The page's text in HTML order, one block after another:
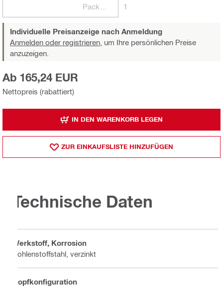
1
Individuelle Preisanzeige nach Anmeldung
Anmelden oder registrieren, um Ihre persönlichen Preise
anzuzeigen.
Nettopreis (rabattiert)
Ab 165,24 EUR
IN DEN WARENKORB LEGEN
ZUR EINKAUFSLISTE HINZUFÜGEN
Technische Daten
Werkstoff, Korrosion
Kohlenstoffstahl, verzinkt
Kopfkonfiguration